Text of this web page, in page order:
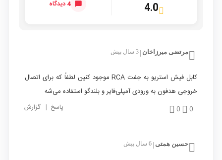
4.0 4 دیدگاه
مرتضی میرزاخان | 3 سال پیش
کابل فیش استریو به جفت RCA موجود کنین لطفاً که برای اتصال
خروجی هدفون به ورودی آمپلی‌فایر و بلندگو استفاده می‌شه
0
0 پاسخ | گزارش
حسین همتی | 6 سال پیش